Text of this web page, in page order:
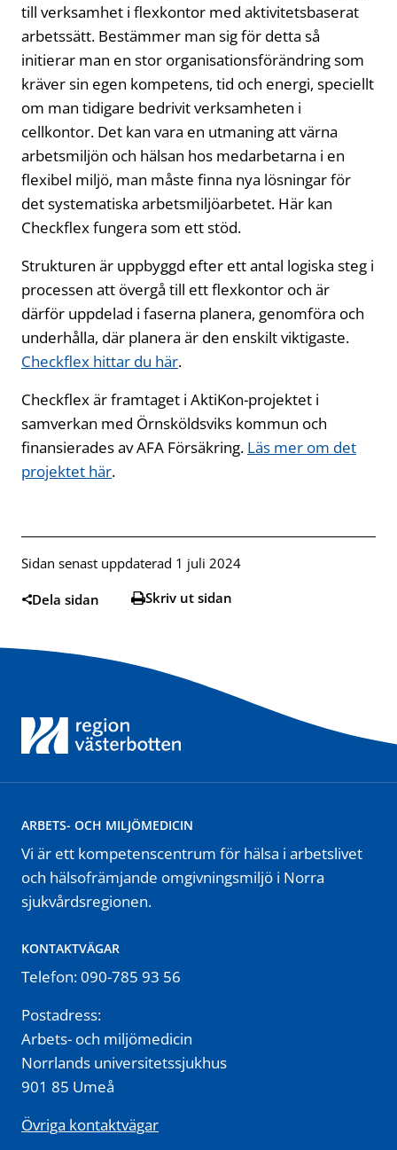
till verksamhet i flexkontor med aktivitetsbaserat
arbetssätt. Bestämmer man sig för detta så
initierar man en stor organisationsförändring som
kräver sin egen kompetens, tid och energi, speciellt
om man tidigare bedrivit verksamheten i
cellkontor. Det kan vara en utmaning att värna
arbetsmiljön och hälsan hos medarbetarna i en
flexibel miljö, man måste finna nya lösningar för
det systematiska arbetsmiljöarbetet. Här kan
Checkflex fungera som ett stöd.
Strukturen är uppbyggd efter ett antal logiska steg i
processen att övergå till ett flexkontor och är
därför uppdelad i faserna planera, genomföra och
underhålla, där planera är den enskilt viktigaste.
Checkflex hittar du här.
Checkflex är framtaget i AktiKon-projektet i
samverkan med Örnsköldsviks kommun och
finansierades av AFA Försäkring. Läs mer om det
projektet här.
Sidan senast uppdaterad 1 juli 2024
Dela sidan Skriv ut sidan
ARBETS- OCH MILJÖMEDICIN
Vi är ett kompetenscentrum för hälsa i arbetslivet
och hälsofrämjande omgivningsmiljö i Norra
sjukvårdsregionen.
KONTAKTVÄGAR
Telefon: 090-785 93 56
Postadress:
Arbets- och miljömedicin
Norrlands universitetssjukhus
901 85 Umeå
Övriga kontaktvägar